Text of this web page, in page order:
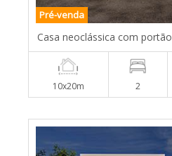
Pré-venda
Casa neoclássica com portão
10x20m 2